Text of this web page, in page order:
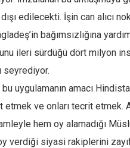
edilecekti. İşin can alıcı
bağımsızlığına
ileri sürdüğü dört milyon
seyrediyor.
uygulamanın amacı
ve onları tecrit etmek.
hem oy alamadığı
verdiği siyasi rakiplerini